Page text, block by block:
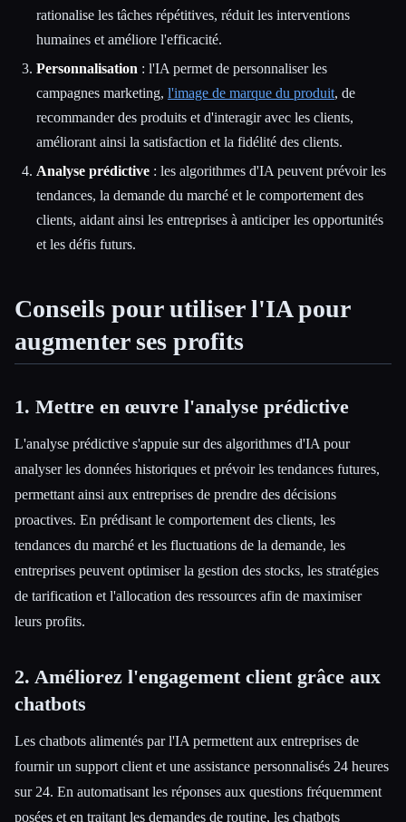
rationalise les tâches répétitives, réduit les interventions
humaines et améliore l'efficacité.
Personnalisation : l'IA permet de personnaliser les
campagnes marketing, l'image de marque du produit, de
recommander des produits et d'interagir avec les clients,
améliorant ainsi la satisfaction et la fidélité des clients.
Analyse prédictive : les algorithmes d'IA peuvent prévoir les
tendances, la demande du marché et le comportement des
clients, aidant ainsi les entreprises à anticiper les opportunités
et les défis futurs.
Conseils pour utiliser l'IA pour
augmenter ses profits
1. Mettre en œuvre l'analyse prédictive
L'analyse prédictive s'appuie sur des algorithmes d'IA pour
analyser les données historiques et prévoir les tendances futures,
permettant ainsi aux entreprises de prendre des décisions
proactives. En prédisant le comportement des clients, les
tendances du marché et les fluctuations de la demande, les
entreprises peuvent optimiser la gestion des stocks, les stratégies
de tarification et l'allocation des ressources afin de maximiser
leurs profits.
2. Améliorez l'engagement client grâce aux
chatbots
Les chatbots alimentés par l'IA permettent aux entreprises de
fournir un support client et une assistance personnalisés 24 heures
sur 24. En automatisant les réponses aux questions fréquemment
posées et en traitant les demandes de routine, les chatbots